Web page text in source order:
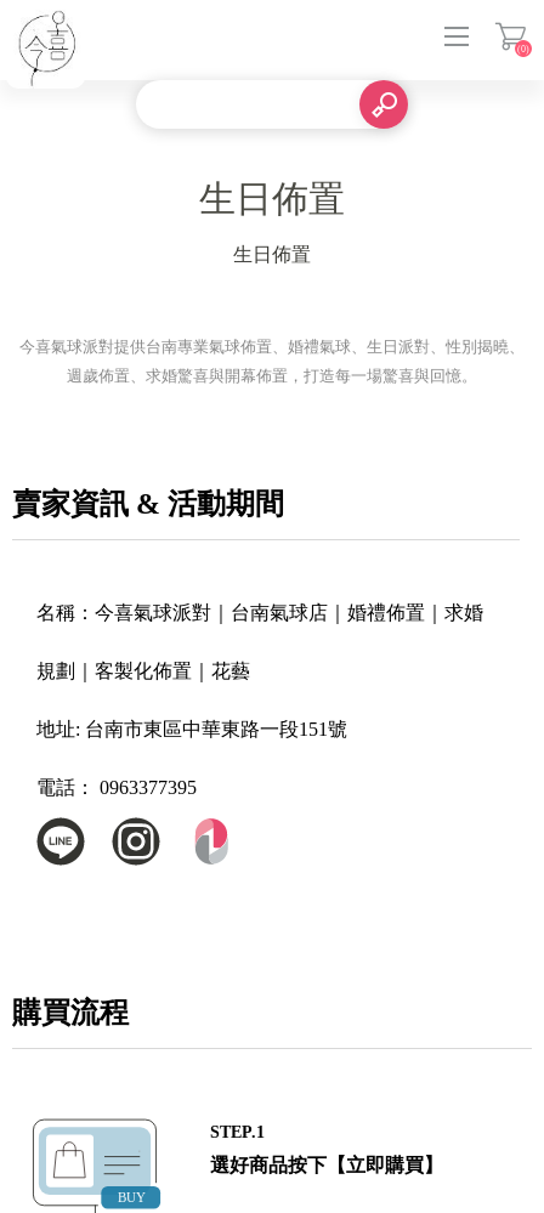
(0)
生日佈置
生日佈置
今喜氣球派對提供台南專業氣球佈置、婚禮氣球、生日派對、性別揭曉、
週歲佈置、求婚驚喜與開幕佈置，打造每一場驚喜與回憶。
賣家資訊 & 活動期間
名稱： 今喜氣球派對｜台南氣球店｜婚禮佈置｜求婚
規劃｜客製化佈置｜花藝
地址: 台南市東區中華東路一段151號
電話： 0963377395
購買流程
STEP.1
選好商品按下【立即購買】